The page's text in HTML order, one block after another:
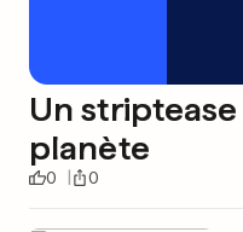
Un
planète
0 0